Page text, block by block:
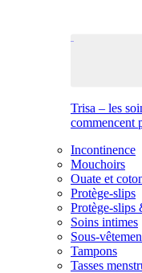
Trisa – les
commencent
Incontinence
Mouchoirs
Ouate et
Protège-slips
Protège-slips
Soins intimes
Sous-
Tampons
Tasses